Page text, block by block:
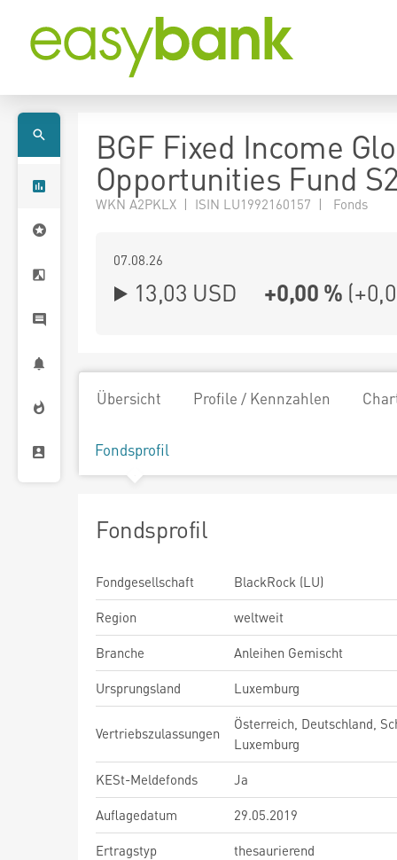
BGF Fixed Income
Opportunities Fund
WKN A2PKLX | ISIN LU1992160157 | Fonds
07.08.26
13,03 USD +0,00 % (
Übersicht Profile / Kennzahlen
Fondsprofil
Fondsprofil
Fondgesellschaft
BlackRock (LU)
Region
weltweit
Branche
Anleihen Gemischt
Ursprungsland
Luxemburg
Vertriebszulassungen
Österreich, Deutschland,
Luxemburg
KESt-Meldefonds
Ja
Auflagedatum
29.05.2019
Ertragstyp
thesaurierend